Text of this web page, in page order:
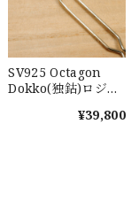
SV925 Octagon
Dokko(独鈷)ロジウ
¥39,800